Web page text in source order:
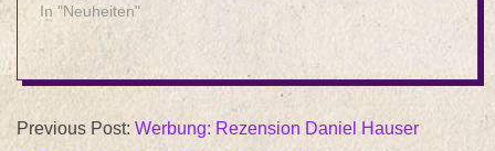
In "Neuheiten"
08-
Previous Post: Werbung: Rezension Daniel Hauser